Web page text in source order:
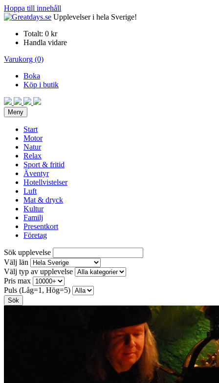
Hoppa till innehåll
Upplevelser i hela Sverige!
Totalt: 0 kr
Handla vidare
Varukorg (0)
Boka
Köp i butik
Meny
Start
Motor
Natur
Relax
Sport & fritid
Äventyr
Hotellvistelser
Luft
Mat & dryck
Kultur
Familj
Presentkort
Företag
Sök upplevelse
Välj län
Välj typ av upplevelse
Pris max
Puls (Låg=1, Hög=5)